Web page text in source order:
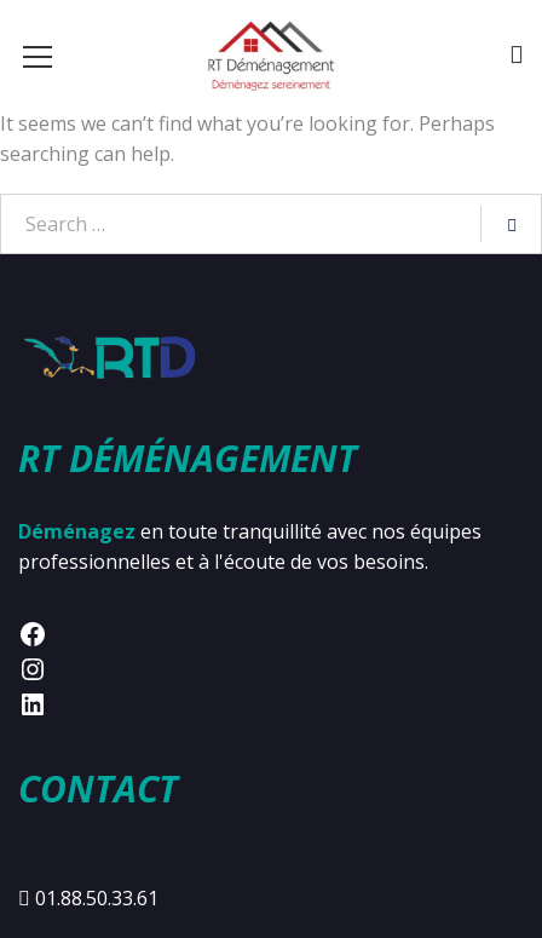
It seems we can’t find what you’re looking for. Perhaps
searching can help.
RT DÉMÉNAGEMENT
Déménagez en toute tranquillité avec nos équipes
professionnelles et à l'écoute de vos besoins.
CONTACT
01.88.50.33.61